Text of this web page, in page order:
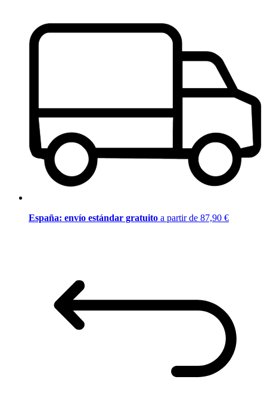
España: envío estándar gratuito a partir de 87,90 €